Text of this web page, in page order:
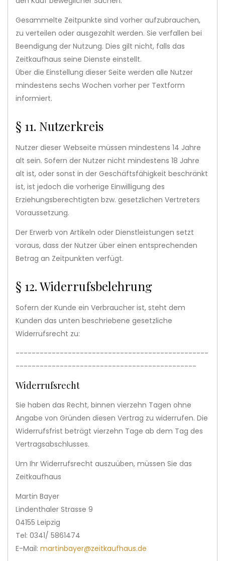
Gesammelte Zeitpunkte sind vorher aufzubrauchen,
zu verteilen oder ausgezahlt werden. Sie verfallen bei
Beendigung der Nutzung. Dies gilt nicht, falls das
Zeitkaufhaus seine Dienste einstellt.
Über die Einstellung dieser Seite werden alle Nutzer
mindestens sechs Wochen vorher per Textform
informiert.
§ 11. Nutzerkreis
Nutzer dieser Webseite müssen mindestens 14 Jahre
alt sein. Sofern der Nutzer nicht mindestens 18 Jahre
alt ist, oder sonst in der Geschäftsfähigkeit beschränkt
ist, ist jedoch die vorherige Einwilligung des
Erziehungsberechtigten bzw. gesetzlichen Vertreters
Voraussetzung.
Der Erwerb von Artikeln oder Dienstleistungen setzt
voraus, dass der Nutzer über einen entsprechenden
Betrag an Zeitpunkten verfügt.
§ 12. Widerrufsbelehrung
Sofern der Kunde ein Verbraucher ist, steht dem
Kunden das unten beschriebene gesetzliche
Widerrufsrecht zu:
------------------------------------------------
---------------------------------------------
Widerrufsrecht
Sie haben das Recht, binnen vierzehn Tagen ohne
Angabe von Gründen diesen Vertrag zu widerrufen. Die
Widerrufsfrist beträgt vierzehn Tage ab dem Tag des
Vertragsabschlusses.
Um Ihr Widerrufsrecht auszuüben, müssen Sie das
Zeitkaufhaus
Martin Bayer
Lindenthaler Strasse 9
04155 Leipzig
Tel: 0341/ 5861474
E-Mail: martinbayer@zeitkaufhaus.de